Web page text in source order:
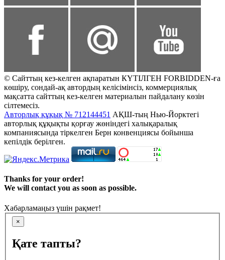
© Сайттың кез-келген ақпаратын КҮТІЛГЕН FORBIDDEN-ға
көшіру, сондай-ақ автордың келісімінсіз, коммерциялық
мақсатта сайттың кез-келген материалын пайдалану көзін
сілтемесіз.
Авторлық құқық № 712144451 АҚШ-тың Нью-Йорктегі
авторлық құқықты қорғау жөніндегі халықаралық
компаниясында тіркелген Берн конвенциясы бойынша
кепілдік берілген.
Thanks for your order!
We will contact you as soon as possible.
Хабарламаңыз үшін рақмет!
×
Қате тапты?